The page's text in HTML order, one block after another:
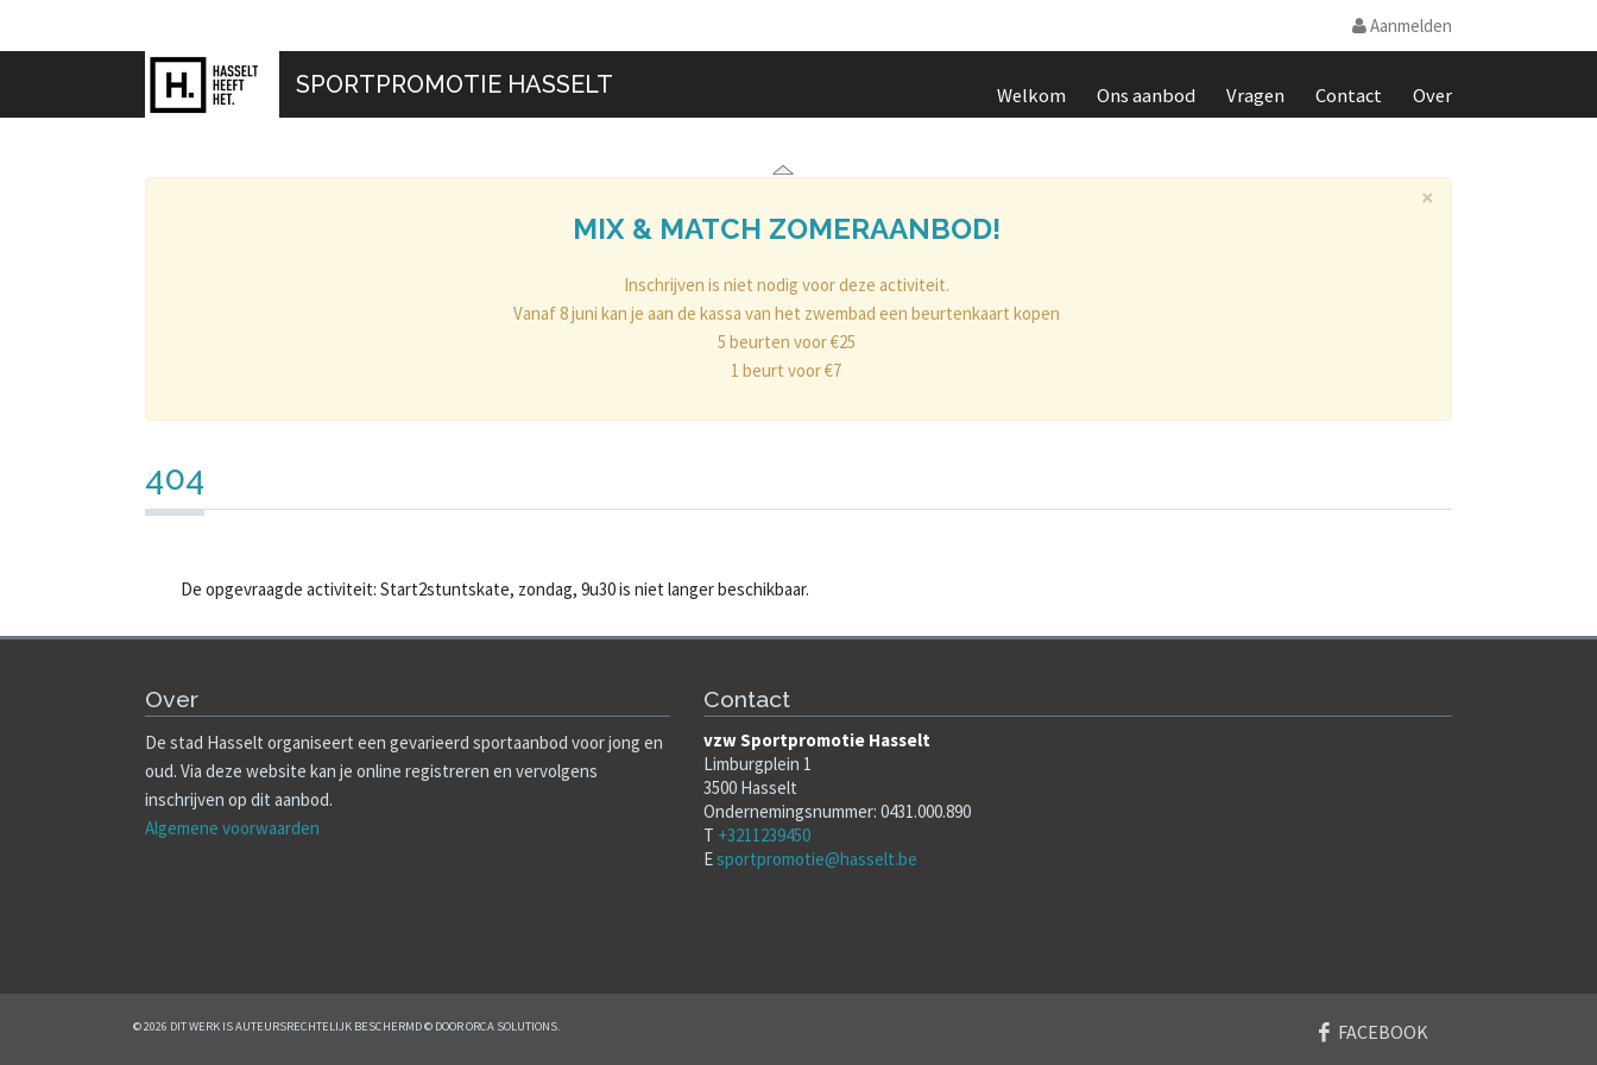
Aanmelden
Welkom Ons aanbod Vragen Contact Over
SPORTPROMOTIE HASSELT
×
MIX & MATCH ZOMERAANBOD!
Inschrijven is niet nodig voor deze activiteit.
Vanaf 8 juni kan je aan de kassa van het zwembad een beurtenkaart kopen
5 beurten voor €25
1 beurt voor €7
404
De opgevraagde activiteit: Start2stuntskate, zondag, 9u30 is niet langer beschikbaar.
Over
De stad Hasselt organiseert een gevarieerd sportaanbod voor jong en
oud. Via deze website kan je online registreren en vervolgens
inschrijven op dit aanbod.
Algemene voorwaarden
Contact
vzw Sportpromotie Hasselt
Limburgplein 1
3500 Hasselt
Ondernemingsnummer: 0431.000.890
T +3211239450
Esportpromotie@hasselt.be
© 2026 DIT WERK IS AUTEURSRECHTELIJK BESCHERMD © DOOR ORCA SOLUTIONS. FACEBOOK